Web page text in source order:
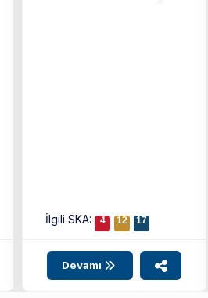
İlgili SKA: 4 12 17
Devamı